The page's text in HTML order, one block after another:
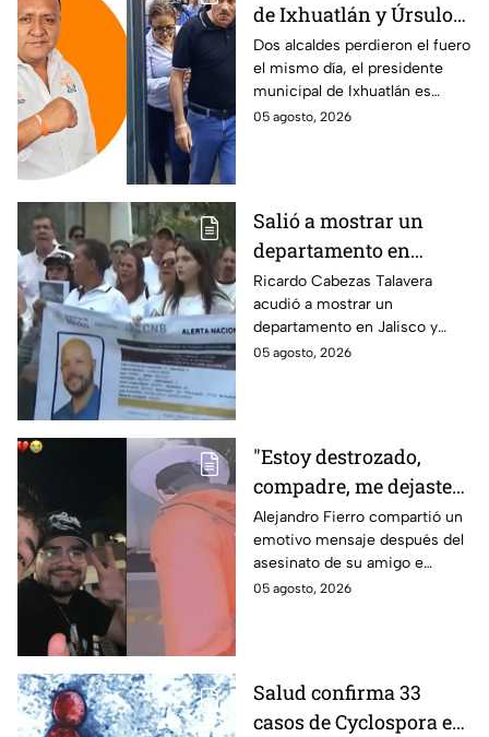
de Ixhuatlán y Úrsulo
Galván: uno de ellos
está implicado en el
asesinato de la
periodista Roxana
Dos alcaldes perdieron el fuero
el mismo día, el presidente
municipal de Ixhuatlán es
investigado por el secuestro y
05 agosto, 2026
Salió a mostrar un
departamento en
Zapopan y no volvió a
casa: Buscan a Ricardo
Cabezas Talavera en
Jalisco
Ricardo Cabezas Talavera
acudió a mostrar un
departamento en Jalisco y
después desapareció;
05 agosto, 2026
"Estoy destrozado,
compadre, me dejaste":
Así reaccionó
Alejandro Fierro al
asesinato del
influencer César
Alejandro Fierro compartió un
emotivo mensaje después del
asesinato de su amigo e
influencer César Gastélum;
05 agosto, 2026
Salud confirma 33
casos de Cyclospora en